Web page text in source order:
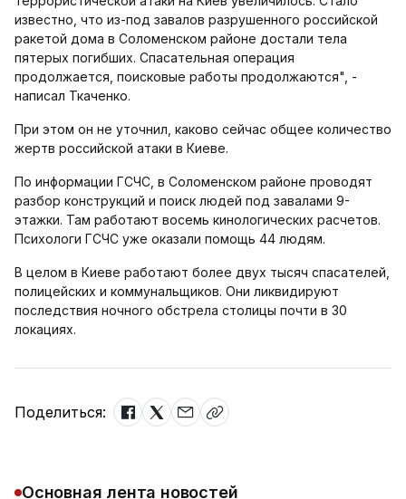
известно, что из-под завалов разрушенного российской
ракетой дома в Соломенском районе достали тела
пятерых погибших. Спасательная операция
продолжается, поисковые работы продолжаются", -
написал Ткаченко.
При этом он не уточнил, каково сейчас общее количество
жертв российской атаки в Киеве.
По информации ГСЧС, в Соломенском районе проводят
разбор конструкций и поиск людей под завалами 9-
этажки. Там работают восемь кинологических расчетов.
Психологи ГСЧС уже оказали помощь 44 людям.
В целом в Киеве работают более двух тысяч спасателей,
полицейских и коммунальщиков. Они ликвидируют
последствия ночного обстрела столицы почти в 30
локациях.
Поделиться:
Основная лента новостей